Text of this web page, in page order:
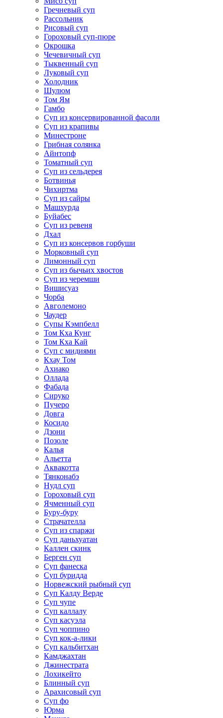
Гречневый суп
Рассольник
Рисовый суп
Гороховый суп-пюре
Окрошка
Чечевичный суп
Тыквенный суп
Луковый суп
Холодник
Шулюм
Том Ям
Гамбо
Суп из консервированной фасоли
Суп из крапивы
Минестроне
Грибная солянка
Айнтопф
Томатный суп
Суп из сельдерея
Ботвинья
Чихиртма
Суп из сайры
Машхурда
Буйабес
Суп из ревеня
Дхал
Суп из консервов горбуши
Морковный суп
Лимонный суп
Суп из бычьих хвостов
Суп из черемши
Вишисуаз
Чорба
Авголемоно
Чаудер
Супы Кэмпбелл
Том Кха Кунг
Том Кха Кай
Суп с мидиями
Кхау Том
Ахиако
Оллада
Фабада
Сируко
Пучеро
Довга
Косидо
Дзони
Позоле
Калья
Альетта
Аквакотта
Тянконабэ
Нудл суп
Гороховый суп
Ячменный суп
Буру-буру
Страчателла
Суп из спаржи
Суп даньхуатан
Каллен скинк
Берген суп
Суп фанеска
Суп буридда
Норвежский рыбный суп
Суп Калду Верде
Суп чупе
Суп каллалу
Суп касуэла
Суп чоппино
Суп кок-а-лики
Суп кальбитхан
Камджахтан
Джинестрата
Лохикейто
Блинный суп
Арахисовый суп
Суп фо
Юрма